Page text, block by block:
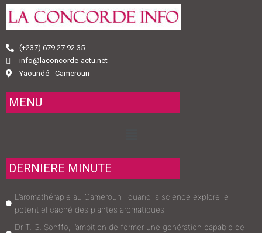
(+237) 679 27 92 35
info@laconcorde-actu.net
Yaoundé - Cameroun
MENU
DERNIERE MINUTE
L’aromathérapie au Cameroun : quand la science explore le
potentiel caché des plantes aromatiques
Dr T. G. Sonffo, l’ambition de former une génération capable de